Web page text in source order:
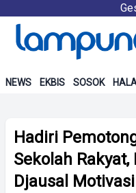
NEWS EKBIS SOSOK
Hadiri
Sekolah
Djausal